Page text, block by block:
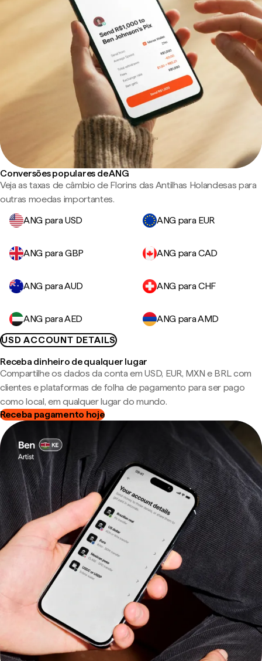
Conversões populares de ANG
Veja as taxas de câmbio de Florins das Antilhas Holandesas para
outras moedas importantes.
ANG para USD
ANG para EUR
ANG para GBP ANG para CAD
ANG para AUD ANG para CHF
ANG para AED
ANG para AMD
USD ACCOUNT DETAILS
Receba dinheiro de qualquer lugar
Compartilhe os dados da conta em USD, EUR, MXN e BRL com
clientes e plataformas de folha de pagamento para ser pago
como local, em qualquer lugar do mundo.
Receba pagamento hoje